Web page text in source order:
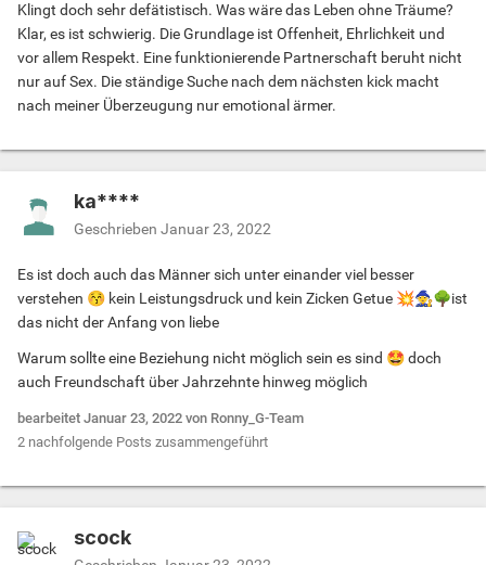
monogame beziehung ist was für träumer, bei schwulen
und selbst bei heteros so gut wie nie erreichbar
Klingt doch sehr defätistisch. Was wäre das Leben ohne Träume?
Klar, es ist schwierig. Die Grundlage ist Offenheit, Ehrlichkeit und
vor allem Respekt. Eine funktionierende Partnerschaft beruht nicht
nur auf Sex. Die ständige Suche nach dem nächsten kick macht
nach meiner Überzeugung nur emotional ärmer.
ka****
Geschrieben Januar 23, 2022
Es ist doch auch das Männer sich unter einander viel besser
verstehen 😚 kein Leistungsdruck und kein Zicken Getue 💥🧙🌳ist
das nicht der Anfang von liebe
Warum sollte eine Beziehung nicht möglich sein es sind 🤩doch
auch Freundschaft über Jahrzehnte hinweg möglich
bearbeitet Januar 23, 2022 von Ronny_G-Team
2 nachfolgende Posts zusammengeführt
scock